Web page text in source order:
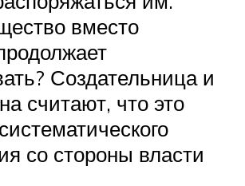
вместо
Создательница и
считают, что это
со стороны власти